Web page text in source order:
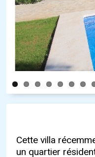
Cette villa
un quartier
chauffage central,
cuisinière à bois,
admirer la vue
journée. La